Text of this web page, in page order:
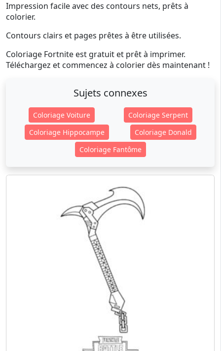
Impression facile avec des contours nets, prêts à
colorier.
Contours clairs et pages prêtes à être utilisées.
Coloriage Fortnite est gratuit et prêt à imprimer.
Téléchargez et commencez à colorier dès maintenant !
Sujets connexes
Coloriage Voiture
Coloriage Serpent
Coloriage Hippocampe
Coloriage Donald
Coloriage Fantôme